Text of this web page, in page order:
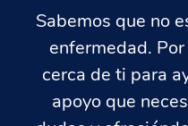
Sabemos que no
enfermedad.
cerca de ti para
apoyo que